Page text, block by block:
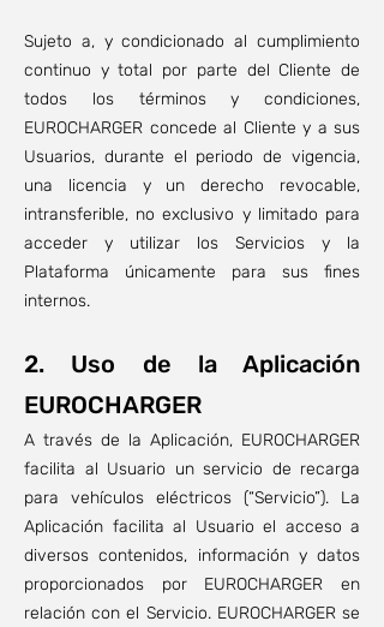
Sujeto a, y condicionado al cumplimiento
continuo y total por parte del Cliente de
todos los términos y condiciones,
EUROCHARGER concede al Cliente y a sus
Usuarios, durante el periodo de vigencia,
una licencia y un derecho revocable,
intransferible, no exclusivo y limitado para
acceder y utilizar los Servicios y la
Plataforma únicamente para sus fines
internos.
2. Uso de la Aplicación
EUROCHARGER
A través de la Aplicación, EUROCHARGER
facilita al Usuario un servicio de recarga
para vehículos eléctricos (“Servicio”). La
Aplicación facilita al Usuario el acceso a
diversos contenidos, información y datos
proporcionados por EUROCHARGER en
relación con el Servicio. EUROCHARGER se